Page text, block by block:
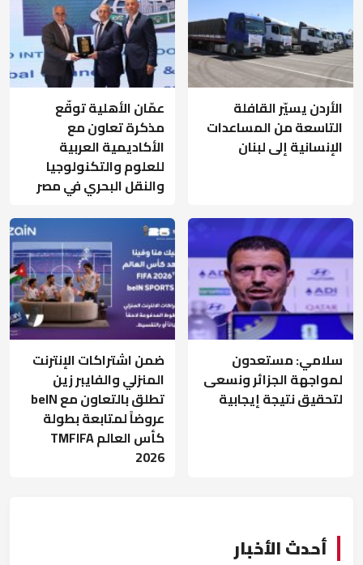
الأردن يسيّر القافلة
التاسعة من المساعدات
الإنسانية إلى لبنان
عمّان الأهلية توقّع
مذكرة تعاون مع
الأكاديمية العربية
للعلوم والتكنولوجيا
والنقل البحري في مصر
سلامي: مستعدون
لمواجهة الجزائر ونسعى
لتحقيق نتيجة إيجابية
ضمن اشتراكات الإنترنت
المنزلي والفايبر زين
تطلق بالتعاون مع beIN
عروضاً لمتابعة بطولة
كأس العالم TMFIFA
2026
أحدث الأخبار